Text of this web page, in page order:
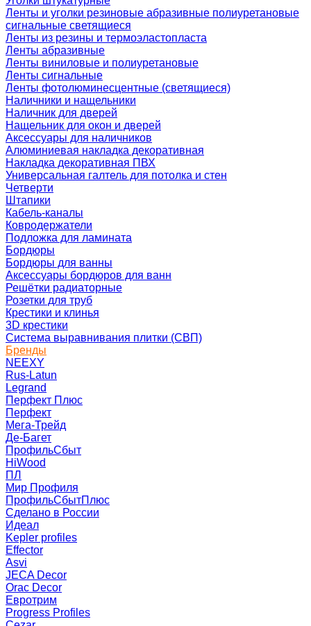
Ленты и уголки резиновые абразивные полиуретановые
сигнальные светящиеся
Ленты из резины и термоэластопласта
Ленты абразивные
Ленты виниловые и полиуретановые
Ленты сигнальные
Ленты фотолюминесцентные (светящиеся)
Наличники и нащельники
Наличник для дверей
Нащельник для окон и дверей
Аксессуары для наличников
Алюминиевая накладка декоративная
Накладка декоративная ПВХ
Универсальная галтель для потолка и стен
Четверти
Штапики
Кабель-каналы
Ковродержатели
Подложка для ламината
Бордюры
Бордюры для ванны
Аксессуары бордюров для ванн
Решётки радиаторные
Розетки для труб
Крестики и клинья
3D крестики
Система выравнивания плитки (СВП)
Бренды
NEEXY
Rus-Latun
Legrand
Перфект Плюс
Перфект
Мега-Трейд
Де-Багет
ПрофильСбыт
HiWood
ПЛ
Мир Профиля
ПрофильСбытПлюс
Сделано в России
Идеал
Kepler profiles
Effector
Asvi
JECA Decor
Orac Decor
Евротрим
Progress Profiles